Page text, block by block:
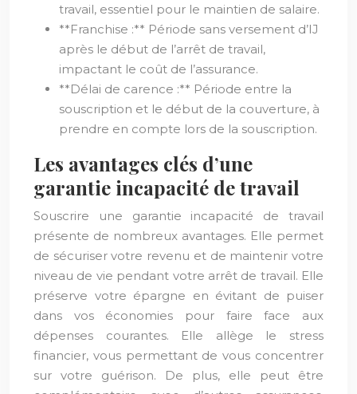
travail, essentiel pour le maintien de salaire.
**Franchise :** Période sans versement d’IJ
après le début de l’arrêt de travail,
impactant le coût de l’assurance.
**Délai de carence :** Période entre la
souscription et le début de la couverture, à
prendre en compte lors de la souscription.
Les avantages clés d’une
garantie incapacité de travail
Souscrire une garantie incapacité de travail
présente de nombreux avantages. Elle permet
de sécuriser votre revenu et de maintenir votre
niveau de vie pendant votre arrêt de travail. Elle
préserve votre épargne en évitant de puiser
dans vos économies pour faire face aux
dépenses courantes. Elle allège le stress
financier, vous permettant de vous concentrer
sur votre guérison. De plus, elle peut être